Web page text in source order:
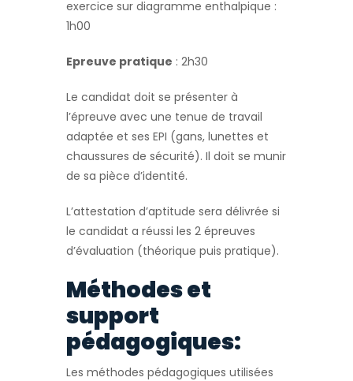
exercice sur diagramme enthalpique :
1h00
Epreuve pratique : 2h30
Le candidat doit se présenter à
l’épreuve avec une tenue de travail
adaptée et ses EPI (gans, lunettes et
chaussures de sécurité). Il doit se munir
de sa pièce d’identité.
L’attestation d’aptitude sera délivrée si
le candidat a réussi les 2 épreuves
d’évaluation (théorique puis pratique).
Méthodes et
support
pédagogiques:
Les méthodes pédagogiques utilisées